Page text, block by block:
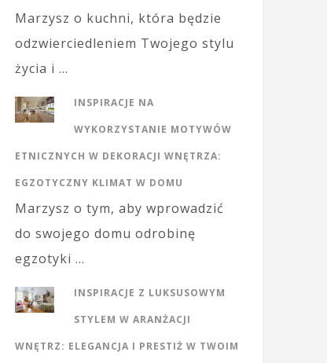
Marzysz o kuchni, która będzie
odzwierciedleniem Twojego stylu
życia i …
INSPIRACJE NA
WYKORZYSTANIE MOTYWÓW
ETNICZNYCH W DEKORACJI WNĘTRZA:
EGZOTYCZNY KLIMAT W DOMU
Marzysz o tym, aby wprowadzić
do swojego domu odrobinę
egzotyki …
INSPIRACJE Z LUKSUSOWYM
STYLEM W ARANŻACJI
WNĘTRZ: ELEGANCJA I PRESTIŻ W TWOIM